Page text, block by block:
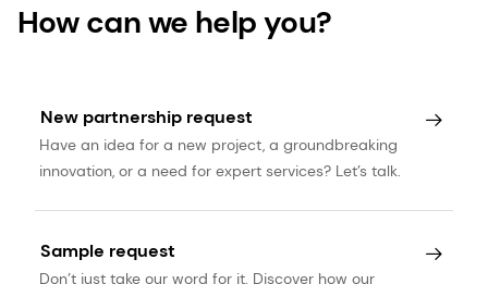
How can we help you?
New partnership request
Have an idea for a new project, a groundbreaking
innovation, or a need for expert services? Let’s talk.
Sample request
Don’t just take our word for it. Discover how our